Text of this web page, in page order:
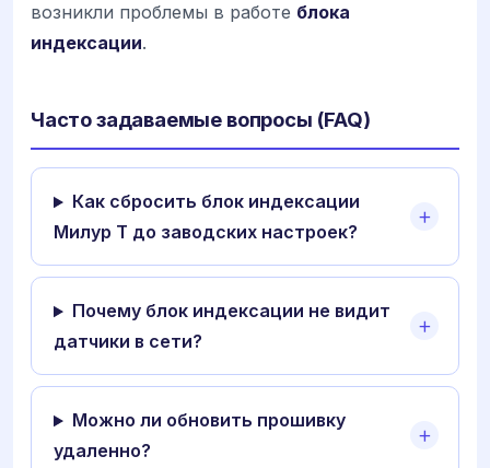
возникли проблемы в работе блока
индексации.
Часто задаваемые вопросы (FAQ)
Как сбросить блок индексации
Милур Т до заводских настроек?
Почему блок индексации не видит
датчики в сети?
Можно ли обновить прошивку
удаленно?